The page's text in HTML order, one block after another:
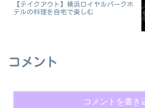
【テイクアウト】横浜ロイヤルパークホ
テルの料理を自宅で楽しむ
コメント
コメントを書き